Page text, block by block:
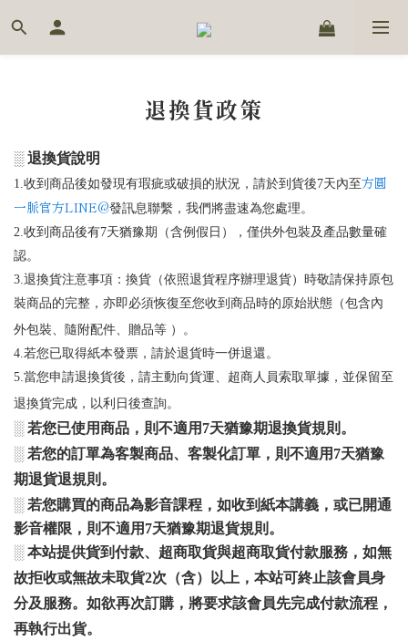
退換貨政策
░ 退換貨說明
1.收到商品後如發現有瑕疵或破損的狀況，請於到貨後7天內至方圓
一脈官方LINE@發訊息聯繫，我們將盡速為您處理。
2.收到商品後有7天猶豫期（含例假日），僅供外包裝及產品數量確
認。
3.退換貨注意事項：換貨（依照退貨程序辦理退貨）時敬請保持原包
裝商品的完整，亦即必須恢復至您收到商品時的原始狀態（包含內
外包裝、隨附配件、贈品等 ）。
4.若您已取得紙本發票，請於退貨時一併退還。
5.當您申請退換貨後，請主動向貨運、超商人員索取單據，並保留至
退換貨完成，以利日後查詢。
░若您已使用商品，則不適用 7天猶豫期退換貨規則。
░若您的訂單為客製商品、客製化訂單，則不適用 7天猶豫
期退貨退規則。
░ 若您購買的商品為影音課程，如收到紙本講義，或已開通
影音權限，則不適用7天猶豫期退貨規則。
░本站提供貨到付款、超商取貨與超商取貨付款服務，如無
故拒收或無故未取貨2次（含）以上，本站可終止該會員身
分及服務。如欲再次訂購，將要求該會員先完成付款流程，
再執行出貨。